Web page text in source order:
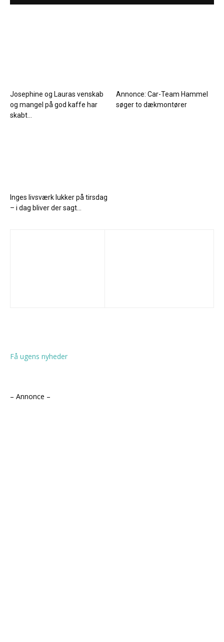
Josephine og Lauras venskab
og mangel på god kaffe har
skabt...
Annonce: Car-Team Hammel
søger to dækmontører
Inges livsværk lukker på tirsdag
– i dag bliver der sagt...
Få ugens nyheder
– Annonce –